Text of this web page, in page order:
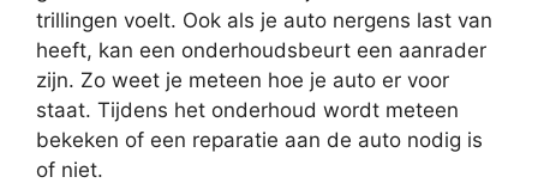
trillingen voelt. Ook als je auto nergens last van
heeft, kan een onderhoudsbeurt een aanrader
zijn. Zo weet je meteen hoe je auto er voor
staat. Tijdens het onderhoud wordt meteen
bekeken of een reparatie aan de auto nodig is
of niet.